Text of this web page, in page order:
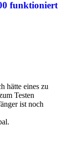
funktioniert
hätte eines zu
Testen
ist noch